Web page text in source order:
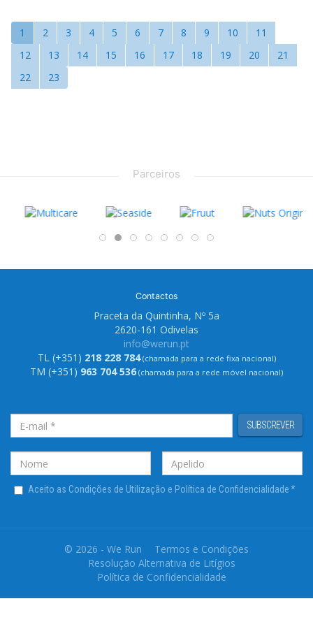
1 2 3 4 5 6 7 8 9 10
11
12
13 14 15 16 17 18 19 20
21
22
23
Parceiros
Contactos
Praceta da Quintinha, Nº 5a
2620-161 Odivelas
info@werun.pt
TL (+351) 218 228 784(chamada para a rede fixa nacional)
TM (+351) 963 704 536 (chamada para a rede móvel nacional)
SUBSCREVER
Aceito as Condições de Utilização e Política de Confidencialidade*
© 2026 - We Run
Termos e Condições
Resolução Alternativa de Litígios
Política de Confidencialidade